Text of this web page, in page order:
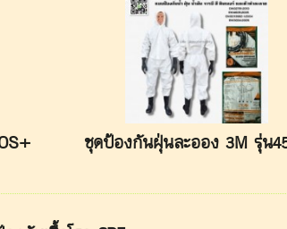
ชุดป้องกันฝุ่นละออง 3M รุ่น